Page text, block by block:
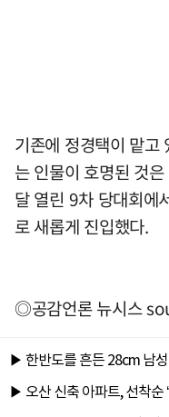
기존에 정경택이 맡
는 인물이 호명된 것
달 열린 9차 당대회에
로 새롭게 진입했다.
◎공감언론 뉴시스